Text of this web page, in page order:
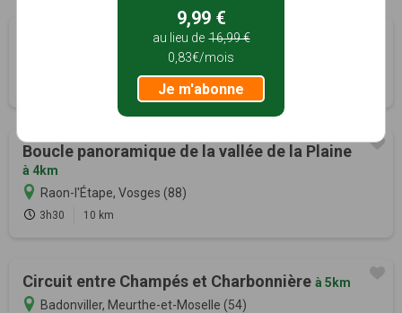
Tour du lac du Vieux Pré à 2km
Pierre-Percée, Meurthe-et-Moselle (54)
Tracé GPS
Boucle panoramique de la vallée de la Plaine
à 4km
Raon-l'Étape, Vosges (88)
3h30 10 km
Circuit entre Champés et Charbonnière à 5km
Badonviller, Meurthe-et-Moselle (54)
9,99 €
au lieu de 16,99 €
0,83€/mois
Je m'abonne